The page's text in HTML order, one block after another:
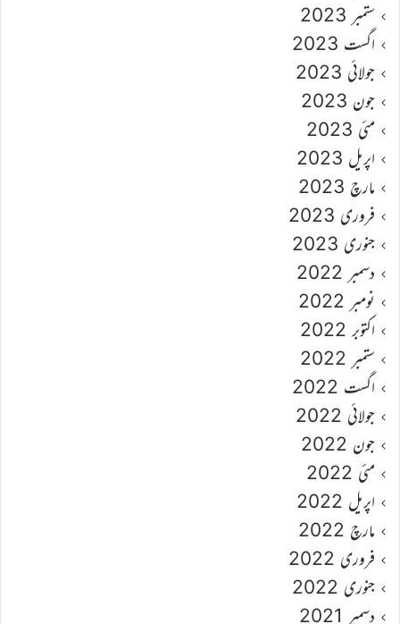
ستمبر 2023
اگست 2023
جولائی 2023
جون 2023
مئی 2023
اپریل 2023
مارچ 2023
فروری 2023
جنوری 2023
دسمبر 2022
نومبر 2022
اکتوبر 2022
ستمبر 2022
اگست 2022
جولائی 2022
جون 2022
مئی 2022
اپریل 2022
مارچ 2022
فروری 2022
جنوری 2022
دسمبر 2021